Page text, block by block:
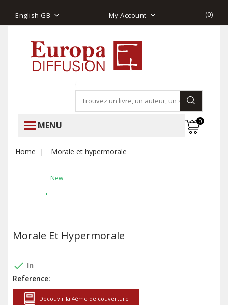
English GB My Account (0)
MENU 0
Home Morale et hypermorale
New
Morale Et Hypermorale
done In
Reference:
Découvir la 4ème de couverture